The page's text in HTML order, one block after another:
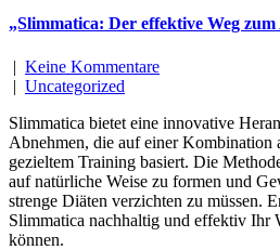
„Slimmatica: Der effektive Weg
| Keine Kommentare
| Uncategorized
Slimmatica bietet eine innovative
Abnehmen, die auf einer Kombination
gezieltem Training basiert. Die
auf natürliche Weise zu formen und
strenge Diäten verzichten zu müssen.
Slimmatica nachhaltig und effektiv Ihr
können.